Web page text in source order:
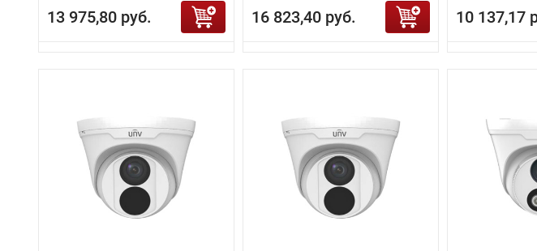
13 975,80 руб. 16 823,40 руб. 10 137,17